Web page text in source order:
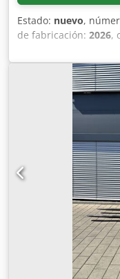
Estado: nuevo,
de fabricación: 2026,
de carga:600 mm,
triple, altura
de la horquilla:2.400
12.00-20
, 5218640
Dcsdjzp T Aujpfx Ab